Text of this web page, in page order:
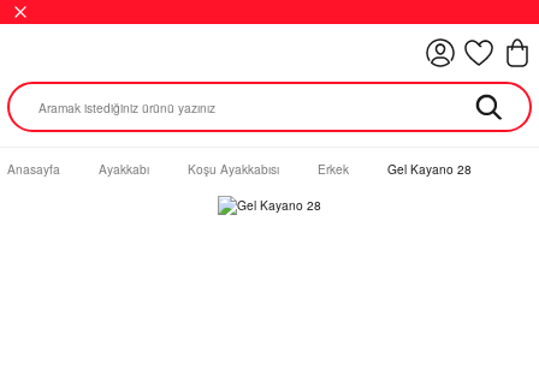
Anasayfa Ayakkabı Koşu Ayakkabısı Erkek Gel Kayano 28